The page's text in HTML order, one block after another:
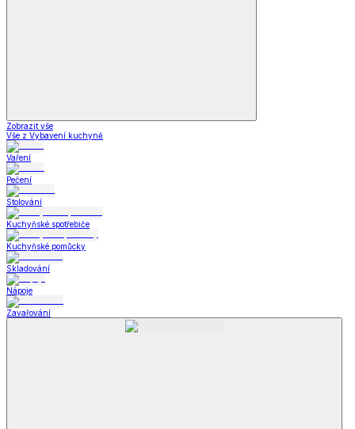
Zobrazit vše
Vše z Vybavení kuchyně
Vaření
Pečení
Stolování
Kuchyňské spotřebiče
Kuchyňské pomůcky
Skladování
Nápoje
Zavařování